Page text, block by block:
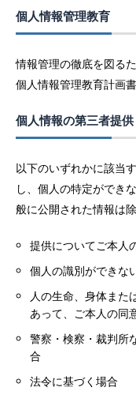
個人情報管理教育
情報管理の徹底を図る
個人情報管理教育計画
個人情報の第三者提供
以下のいずれかに該当
し、個人の特定ができ
般に公開された情報は
提供についてご本人
個人の識別ができな
人の生命、身体また
あって、ご本人の同
警察・検察・裁判所
合
法令に基づく場合